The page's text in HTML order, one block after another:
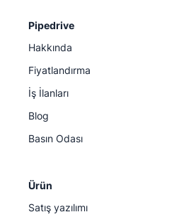
Pipedrive
Hakkında
Fiyatlandırma
İş İlanları
Blog
Basın Odası
Ürün
Satış yazılımı